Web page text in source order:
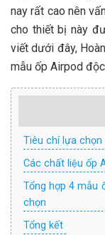
nay rất cao nên
cho thiết bị này
viết dưới đây,
mẫu ốp Airpod
Tiêu chí lựa
Các chất liệu ốp
Tổng hợp 4 mẫu
chọn
Tổng kết